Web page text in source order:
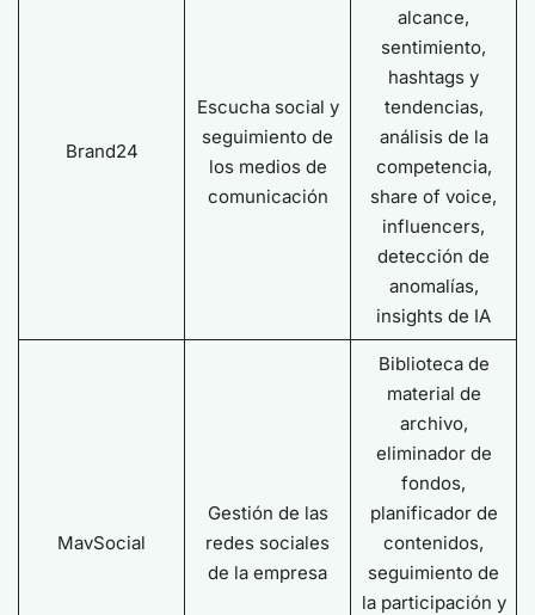
Brand24
Escucha social y
seguimiento de
los medios de
comunicación
alcance,
sentimiento,
hashtags y
tendencias,
análisis de la
competencia,
share of voice,
influencers,
detección de
anomalías,
insights de IA
MavSocial
Gestión de las
redes sociales
de la empresa
Biblioteca de
material de
archivo,
eliminador de
fondos,
planificador de
contenidos,
seguimiento de
la participación y